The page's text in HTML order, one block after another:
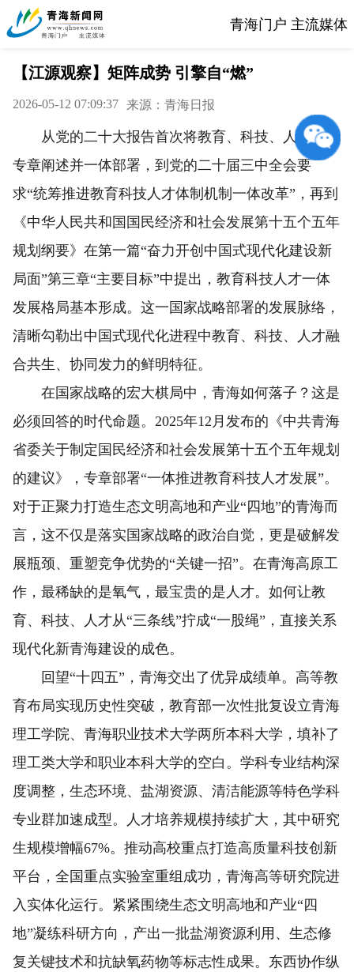
青海门户 主流媒体
【江源观察】矩阵成势 引擎自“燃”
2026-05-12 07:09:37 来源：青海日报
从党的二十大报告首次将教育、科技、人才作为
专章阐述并一体部署，到党的二十届三中全会要
求“统筹推进教育科技人才体制机制一体改革”，再到
《中华人民共和国国民经济和社会发展第十五个五年
规划纲要》在第一篇“奋力开创中国式现代化建设新
局面”第三章“主要目标”中提出，教育科技人才一体
发展格局基本形成。这一国家战略部署的发展脉络，
清晰勾勒出中国式现代化进程中教育、科技、人才融
合共生、协同发力的鲜明特征。
在国家战略的宏大棋局中，青海如何落子？这是
必须回答的时代命题。2025年12月发布的《中共青海
省委关于制定国民经济和社会发展第十五个五年规划
的建议》，专章部署“一体推进教育科技人才发展”。
对于正聚力打造生态文明高地和产业“四地”的青海而
言，这不仅是落实国家战略的政治自觉，更是破解发
展瓶颈、重塑竞争优势的“关键一招”。在青海高原工
作，最稀缺的是氧气，最宝贵的是人才。如何让教
育、科技、人才从“三条线”拧成“一股绳”，直接关系
现代化新青海建设的成色。
回望“十四五”，青海交出了优异成绩单。高等教
育布局实现历史性突破，教育部一次性批复设立青海
理工学院、青海职业技术大学两所本科大学，填补了
理工类大学和职业本科大学的空白。学科专业结构深
度调整，生态环境、盐湖资源、清洁能源等特色学科
专业群加速成型。人才培养规模持续扩大，其中研究
生规模增幅67%。推动高校重点打造高质量科技创新
平台，全国重点实验室重组成功，青海高等研究院进
入实体化运行。紧紧围绕生态文明高地和产业“四
地”凝练科研方向，产出一批盐湖资源利用、生态修
复关键技术和抗缺氧药物等标志性成果。东西协作纵